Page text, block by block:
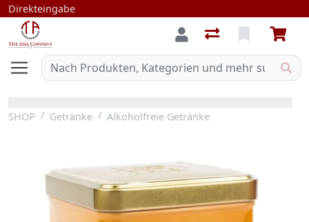
Direkteingabe
SHOP Getränke Alkoholfreie Getränke